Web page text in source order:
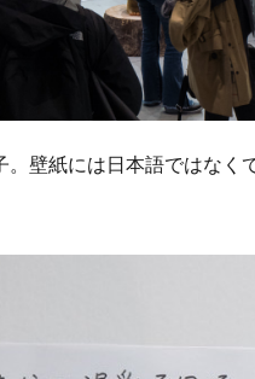
壁紙には日本語ではなく